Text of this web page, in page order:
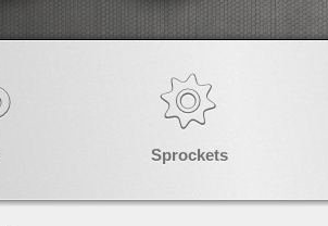
Sprockets